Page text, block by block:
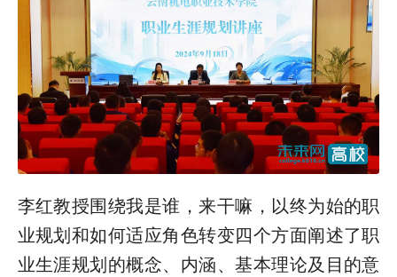
李红教授围绕我是谁，来干嘛，以终为始的职
业规划和如何适应角色转变四个方面阐述了职
业生涯规划的概念、内涵、基本理论及目的意